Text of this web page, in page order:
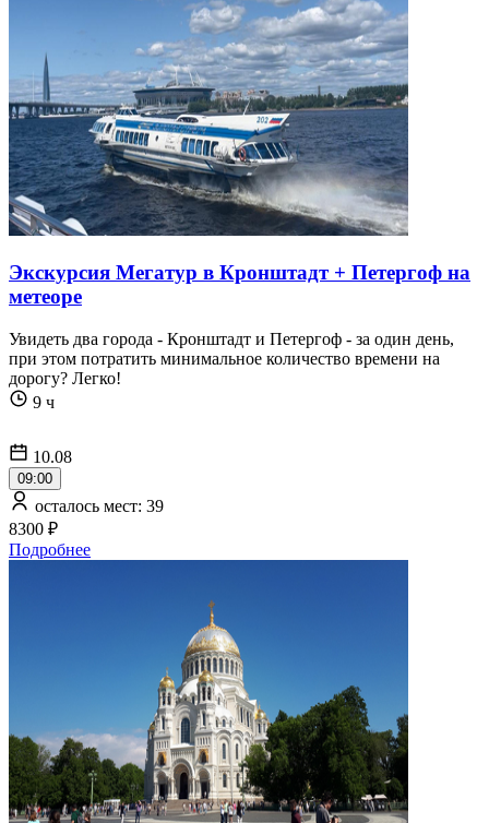
Экскурсия Мегатур в Кронштадт + Петергоф на
метеоре
Увидеть два города - Кронштадт и Петергоф - за один день,
при этом потратить минимальное количество времени на
дорогу? Легко!
9 ч
10.08
09:00
осталось мест: 39
8300 ₽
Подробнее